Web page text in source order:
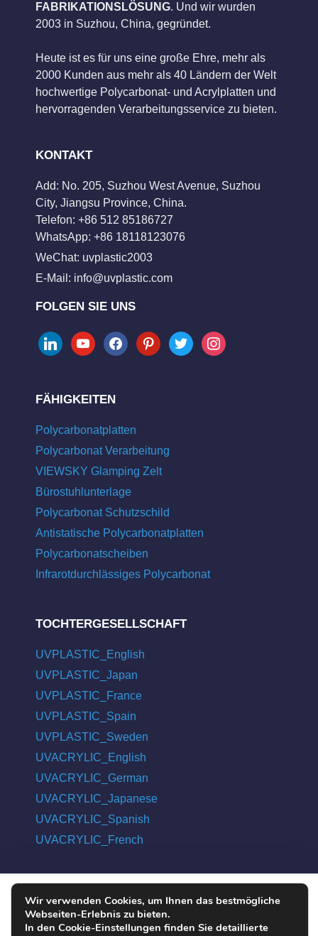
FABRIKATIONSLÖSUNG. Und wir wurden
2003 in Suzhou, China, gegründet.
Heute ist es für uns eine große Ehre, mehr als
2000 Kunden aus mehr als 40 Ländern der Welt
hochwertige Polycarbonat- und Acrylplatten und
hervorragenden Verarbeitungsservice zu bieten.
KONTAKT
Add: No. 205, Suzhou West Avenue, Suzhou
City, Jiangsu Province, China.
Telefon: +86 512 85186727
WhatsApp: +86 18118123076
WeChat: uvplastic2003
E-Mail: info@uvplastic.com
FOLGEN SIE UNS
linkedinyoutubefacebookpinteresttwitter instagram
FÄHIGKEITEN
Polycarbonatplatten
Polycarbonat Verarbeitung
VIEWSKY Glamping Zelt
Bürostuhlunterlage
Polycarbonat Schutzschild
Antistatische Polycarbonatplatten
Polycarbonatscheiben
Infrarotdurchlässiges Polycarbonat
TOCHTERGESELLSCHAFT
UVPLASTIC_English
UVPLASTIC_Japan
UVPLASTIC_France
UVPLASTIC_Spain
UVPLASTIC_Sweden
UVACRYLIC_English
UVACRYLIC_German
UVACRYLIC_Japanese
UVACRYLIC_Spanish
UVACRYLIC_French
COPYRIGHT © 2004 - 2026 UVPLASTIC MATERIAL TECHNOLOGY
CO., LTD. ALL RIGHTS RESERVED
Wir verwenden Cookies, um Ihnen das bestmögliche
Webseiten-Erlebnis zu bieten.
In den Cookie-Einstellungen finden Sie detaillierte